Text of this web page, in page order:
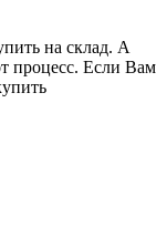
на склад. А
процесс. Если Вам